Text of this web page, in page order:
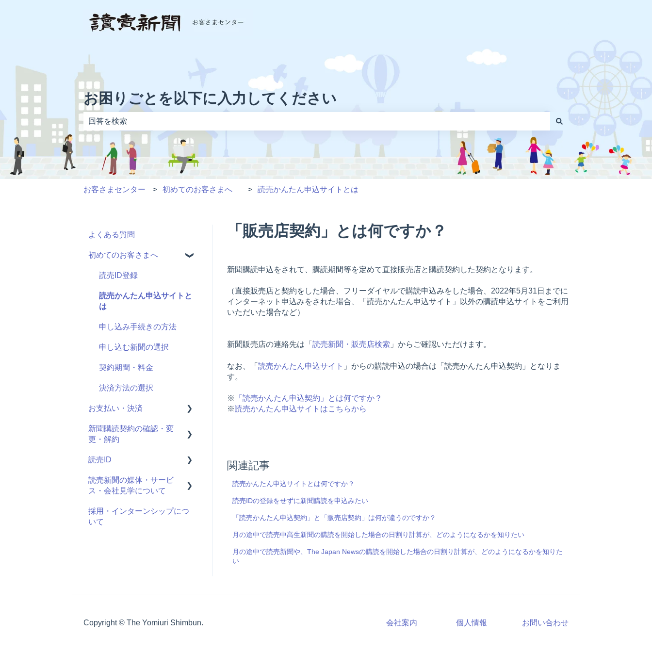
お困りごとを以下に入力してください
検索フィールドが空なので、候補はありません。
お客さまセンター 初めてのお客さまへ 読売かんたん申込サイトとは
「販売店契約」とは何ですか？
新聞購読申込をされて、購読期間等を定めて直接販売店と購読契約した契約となります。
（直接販売店と契約をした場合、フリーダイヤルで購読申込みをした場合、2022年5月31日までに
インターネット申込みをされた場合、「読売かんたん申込サイト」以外の購読申込サイトをご利用
いただいた場合など）
新聞販売店の連絡先は「 読売新聞・販売店検索 」からご確認いただけます。
なお、「 読売かんたん申込サイト 」からの購読申込の場合は「読売かんたん申込契約」となりま
す。
※
「読売かんたん申込契約」とは何ですか？
※読売かんたん申込サイトはこちらから
関連記事
読売かんたん申込サイトとは何ですか？
読売IDの登録をせずに新聞購読を申込みたい
「読売かんたん申込契約」と「販売店契約」は何が違うのですか？
月の途中で読売中高生新聞の購読を開始した場合の日割り計算が、どのようになるかを知りたい
月の途中で読売新聞や、The Japan Newsの購読を開始した場合の日割り計算が、どのようになるかを知りた
い
よくある質問
初めてのお客さまへ
読売ID登録
読売かんたん申込サイトと
は
申し込み手続きの方法
申し込む新聞の選択
契約期間・料金
決済方法の選択
お支払い・決済
決済情報の確認・変更
新聞購読契約の確認・変
更・解約
最近お申し込みされた方
購読中商品の確認・変更・
解約
個人情報の確認・変更
読売ID
登録情報
ログイン通知
読売新聞の媒体・サービ
ス・会社見学について
読売新聞の媒体について
採用・インターンシップにつ
いて
Copyright © The Yomiuri Shimbun. 会社案内 個人情報 お問い合わせ